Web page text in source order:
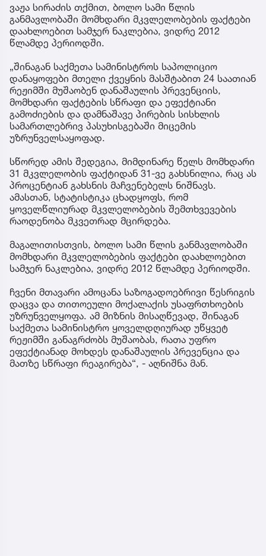
ვაჟა სირაძის თქმით, ბოლო სამი წლის
განმავლობაში მომხდარი მკვლელობების ფაქტები
დაახლოებით სამჯერ ნაკლებია, ვიდრე 2012
წლამდე პერიოდში.
„შინაგან საქმეთა სამინისტროს საპოლიციო
დანაყოფები მთელი ქვეყნის მასშტაბით 24 საათიან
რეჟიმში მუშაობენ დანაშაულის პრევენციის,
მომხდარი ფაქტების სწრაფი და ეფექტიანი
გამოძიების და დამნაშავე პირების სისხლის
სამართლებრივ პასუხისგებაში მიცემის
უზრუნველსაყოფად.
სწორედ ამის შედეგია, მიმდინარე წელს მომხდარი
31 მკვლელობის ფაქტიდან 31-ვე გახსნილია, რაც ას
პროცენტიან გახსნის მაჩვენებელს ნიშნავს.
ამასთან, სტატისტიკა ცხადყოფს, რომ
ყოველწლიურად მკვლელობების შემთხვევების
რაოდენობა მკვეთრად მცირდება.
მაგალითისთვის, ბოლო სამი წლის განმავლობაში
მომხდარი მკვლელობების ფაქტები დაახლოებით
სამჯერ ნაკლებია, ვიდრე 2012 წლამდე პერიოდში.
ჩვენი მთავარი ამოცანა საზოგადოებრივი წესრიგის
დაცვა და თითოეული მოქალაქის უსაფრთხოების
უზრუნველყოფა. ამ მიზნის მისაღწევად, შინაგან
საქმეთა სამინისტრო ყოველდღიურად უწყვეტ
რეჟიმში განაგრძობს მუშაობას, რათა უფრო
ეფექტიანად მოხდეს დანაშაულის პრევენცია და
მათზე სწრაფი რეაგირება“, - აღნიშნა მან.